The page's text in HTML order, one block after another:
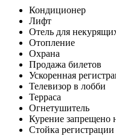
Кондиционер
Лифт
Отель для
Отопление
Охрана
Продажа билетов
Ускоренная
Телевизор в лобби
Терраса
Огнетушитель
Курение запрещено
Стойка регистрации